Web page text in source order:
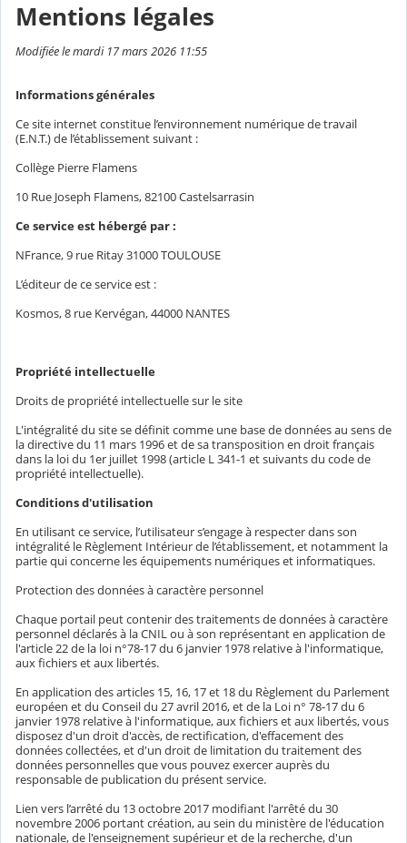
Mentions légales
Modifiée le mardi 17 mars 2026 11:55
Informations générales
Ce site internet constitue l’environnement numérique de travail
(E.N.T.) de l’établissement suivant :
Collège Pierre Flamens
10 Rue Joseph Flamens, 82100 Castelsarrasin
Ce service est hébergé par :
NFrance, 9 rue Ritay 31000 TOULOUSE
L’éditeur de ce service est :
Kosmos, 8 rue Kervégan, 44000 NANTES
Propriété intellectuelle
Droits de propriété intellectuelle sur le site
L'intégralité du site se définit comme une base de données au sens de
la directive du 11 mars 1996 et de sa transposition en droit français
dans la loi du 1er juillet 1998 (article L 341-1 et suivants du code de
propriété intellectuelle).
Conditions d'utilisation
En utilisant ce service, l’utilisateur s’engage à respecter dans son
intégralité le Règlement Intérieur de l’établissement, et notamment la
partie qui concerne les équipements numériques et informatiques.
Protection des données à caractère personnel
Chaque portail peut contenir des traitements de données à caractère
personnel déclarés à la CNIL ou à son représentant en application de
l'article 22 de la loi n°78-17 du 6 janvier 1978 relative à l'informatique,
aux fichiers et aux libertés.
En application des articles 15, 16, 17 et 18 du Règlement du Parlement
européen et du Conseil du 27 avril 2016, et de la Loi n° 78-17 du 6
janvier 1978 relative à l'informatique, aux fichiers et aux libertés, vous
disposez d'un droit d'accès, de rectification, d'effacement des
données collectées, et d'un droit de limitation du traitement des
données personnelles que vous pouvez exercer auprès du
responsable de publication du présent service.
Lien vers l’arrêté du 13 octobre 2017 modifiant l'arrêté du 30
novembre 2006 portant création, au sein du ministère de l'éducation
nationale, de l'enseignement supérieur et de la recherche, d'un